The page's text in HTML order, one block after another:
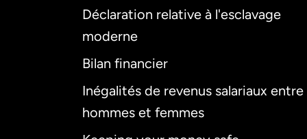
Déclaration relative à l'esclavage
moderne
Bilan financier
Inégalités de revenus salariaux entre
hommes et femmes